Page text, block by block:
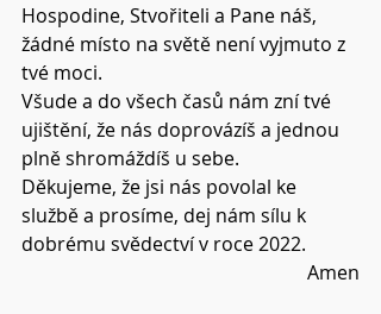
Hospodine, Stvořiteli a Pane náš,
žádné místo na světě není vyjmuto z
tvé moci.
Všude a do všech časů nám zní tvé
ujištění, že nás doprovázíš a jednou
plně shromáždíš u sebe.
Děkujeme, že jsi nás povolal ke
službě a prosíme, dej nám sílu k
dobrému svědectví v roce 2022.
Amen